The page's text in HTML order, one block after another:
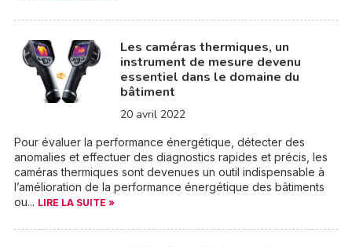
Les caméras thermiques, un
instrument de mesure devenu
essentiel dans le domaine du
bâtiment
20 avril 2022
Pour évaluer la performance énergétique, détecter des
anomalies et effectuer des diagnostics rapides et précis, les
caméras thermiques sont devenues un outil indispensable à
l’amélioration de la performance énergétique des bâtiments
ou... LIRE LA SUITE »